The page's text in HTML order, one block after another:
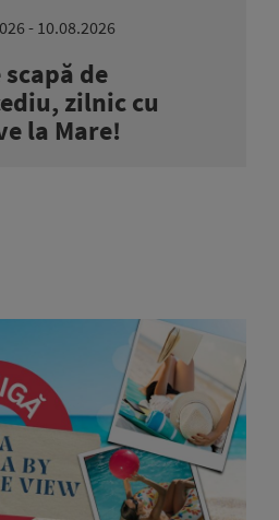
- 10.08.2026
de
zilnic cu
la Mare!